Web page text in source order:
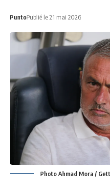
PuntoPublié le 21 mai 2026
Photo Ahmad Mora /